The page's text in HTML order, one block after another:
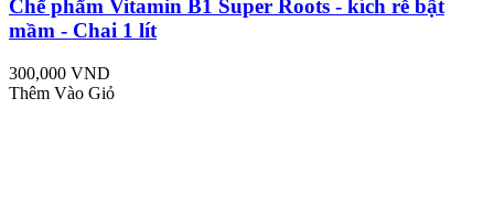
Chế phẩm Vitamin B1 Super Roots - kích rễ bật
mầm - Chai 1 lít
300,000 VND
Thêm Vào Giỏ